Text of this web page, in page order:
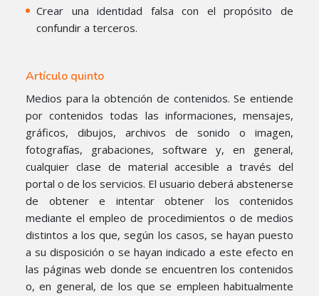
Crear una identidad falsa con el propósito de
confundir a terceros.
Artículo quinto
Medios para la obtención de contenidos. Se entiende
por contenidos todas las informaciones, mensajes,
gráficos, dibujos, archivos de sonido o imagen,
fotografías, grabaciones, software y, en general,
cualquier clase de material accesible a través del
portal o de los servicios. El usuario deberá abstenerse
de obtener e intentar obtener los contenidos
mediante el empleo de procedimientos o de medios
distintos a los que, según los casos, se hayan puesto
a su disposición o se hayan indicado a este efecto en
las páginas web donde se encuentren los contenidos
o, en general, de los que se empleen habitualmente